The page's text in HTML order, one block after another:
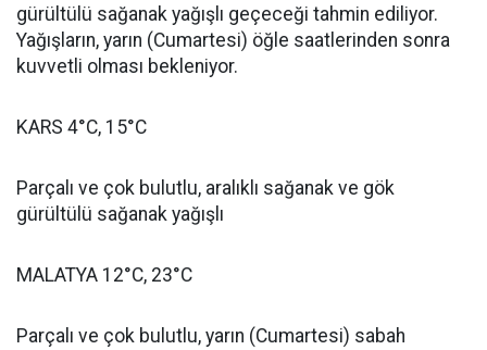
gürültülü sağanak yağışlı geçeceği tahmin ediliyor.
Yağışların, yarın (Cumartesi) öğle saatlerinden sonra
kuvvetli olması bekleniyor.
KARS 4°C, 15°C
Parçalı ve çok bulutlu, aralıklı sağanak ve gök
gürültülü sağanak yağışlı
MALATYA 12°C, 23°C
Parçalı ve çok bulutlu, yarın (Cumartesi) sabah